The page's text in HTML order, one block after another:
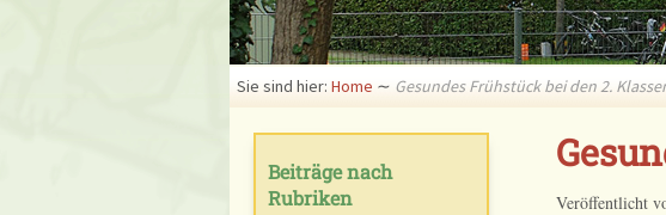
Sie sind hier: Home ∼ Gesundes Frühstück bei den 2.
Veröffentlicht
Beiträge nach
Rubriken